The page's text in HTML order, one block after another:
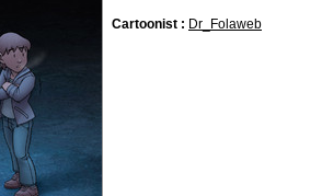
Cartoonist : Dr_Folaweb